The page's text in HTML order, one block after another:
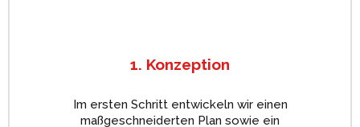
1. Konzeption
Im ersten Schritt entwickeln wir einen
maßgeschneiderten Plan sowie ein